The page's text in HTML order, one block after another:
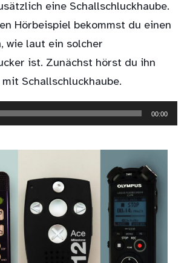
eine Schallschluckhaube.
Hörbeispiel bekommst du einen
wie laut ein solcher
ist. Zunächst hörst du ihn
Schallschluckhaube.
00:00